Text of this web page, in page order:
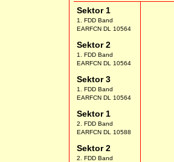
Sektor 1
1. FDD Band
EARFCN DL 10564
Sektor 2
1. FDD Band
EARFCN DL 10564
Sektor 3
1. FDD Band
EARFCN DL 10564
Sektor 1
2. FDD Band
EARFCN DL 10588
Sektor 2
2. FDD Band